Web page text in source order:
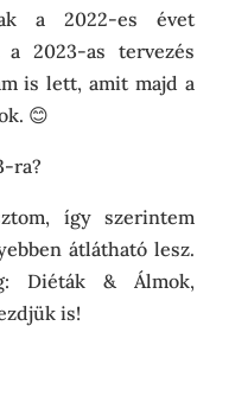
a 2022-es évet
2023-as tervezés
is lett, amit majd a
😊
ra?
így szerintem
átlátható lesz.
Diéták & Álmok,
is!